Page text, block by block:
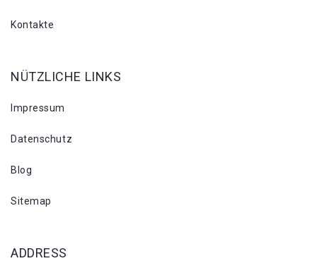
Kontakte
NÜTZLICHE LINKS
Impressum
Datenschutz
Blog
Sitemap
ADDRESS